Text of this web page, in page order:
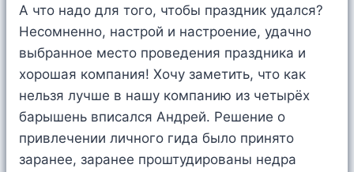
А что надо для того, чтобы праздник удался?
Несомненно, настрой и настроение, удачно
выбранное место проведения праздника и
хорошая компания! Хочу заметить, что как
нельзя лучше в нашу компанию из четырёх
барышень вписался Андрей. Решение о
привлечении личного гида было принято
заранее, заранее проштудированы недра